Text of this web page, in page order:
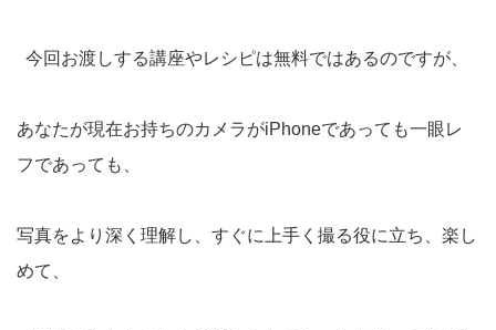
今回お渡しする講座やレシピは無料ではあるのですが、
あなたが現在お持ちのカメラがiPhoneであっても一眼レ
フであっても、
写真をより深く理解し、すぐに上手く撮る役に立ち、楽し
めて、